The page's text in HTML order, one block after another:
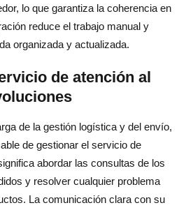
lo que garantiza la coherencia en
reduce el trabajo manual y
organizada y actualizada.
de atención al
de la gestión logística y del envío,
de gestionar el servicio de
abordar las consultas de los
y resolver cualquier problema
La comunicación clara con su